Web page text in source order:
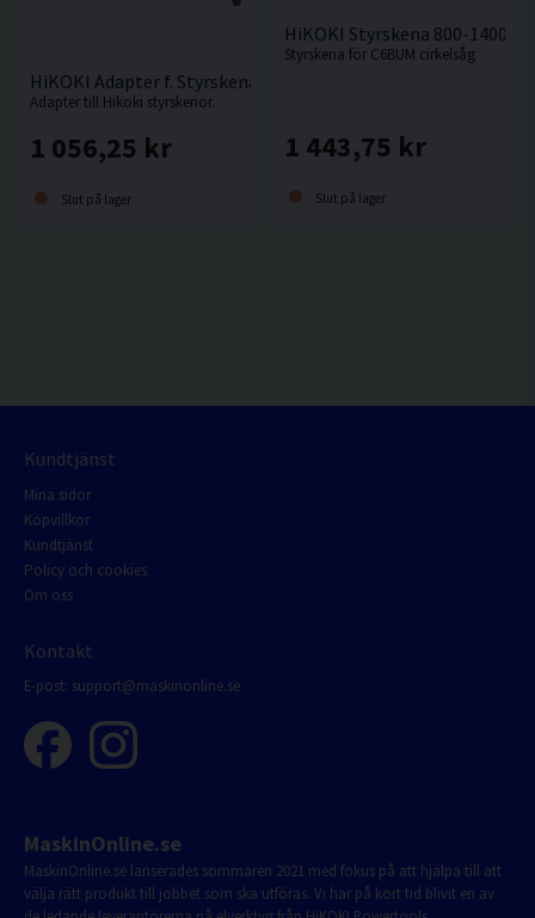
HiKOKI Adapter f. Styrskena
Adapter till Hikoki styrskenor.
1 056,25 kr
Slut på lager
HiKOKI Styrskena 800-
Styrskena för C6BUM cirkelsåg
1 443,75 kr
Slut på lager
Kundtjänst
Mina sidor
Köpvillkor
Kundtjänst
Policy och cookies
Om oss
Kontakt
E-post: support@maskinonline.se
MaskinOnline.se
MaskinOnline.se lanserades sommaren 2021 med fokus på att hjälpa till att
välja rätt produkt till jobbet som ska utföras. Vi har på kort tid blivit en av